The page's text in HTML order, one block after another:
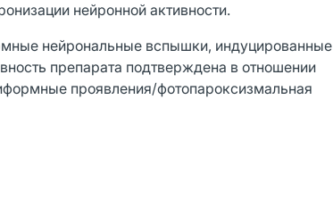
нейронной активности.
нейрональные вспышки, индуцированные
препарата подтверждена в отношении
проявления/фотопароксизмальная